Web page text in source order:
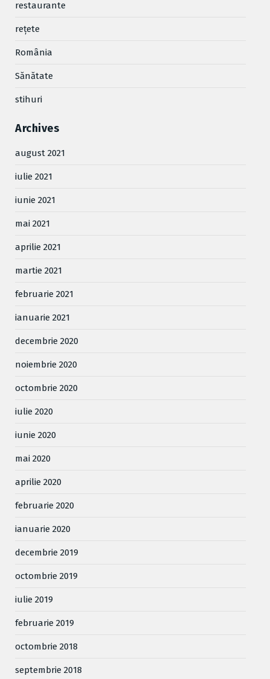
restaurante
reţete
România
Sănătate
stihuri
Archives
august 2021
iulie 2021
iunie 2021
mai 2021
aprilie 2021
martie 2021
februarie 2021
ianuarie 2021
decembrie 2020
noiembrie 2020
octombrie 2020
iulie 2020
iunie 2020
mai 2020
aprilie 2020
februarie 2020
ianuarie 2020
decembrie 2019
octombrie 2019
iulie 2019
februarie 2019
octombrie 2018
septembrie 2018